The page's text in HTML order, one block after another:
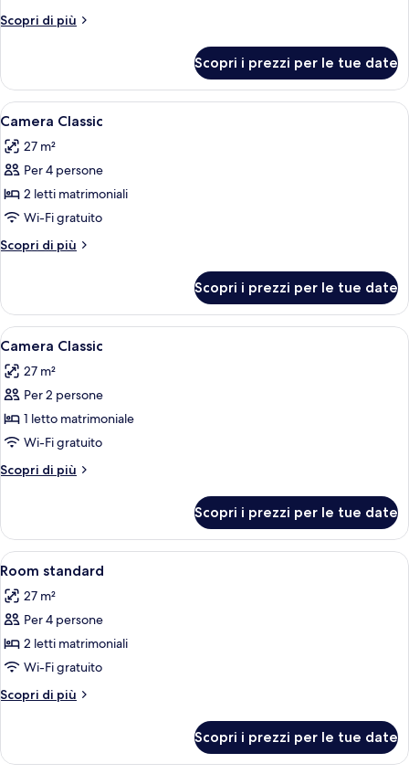
Classic
(Renovated)
Scopri di più
Altri
Classic
(Renovated)
Scopri i prezzi per le tue date
Apri
tutte
le
foto
per
Camera
Classic
Una cassaforte in camera, tende
5
Camera Classic
27 m²
Per 4 persone
2 letti matrimoniali
Wi-Fi gratuito
Scopri di più
Altri
Classic
Scopri i prezzi per le tue date
Apri
tutte
le
foto
per
Camera
Classic
Una cassaforte in camera, tende
5
Camera Classic
27 m²
Per 2 persone
1 letto matrimoniale
Wi-Fi gratuito
Scopri di più
Altri
Classic
Scopri i prezzi per le tue date
Apri
tutte
le
foto
per
Room
standard
Una camera d'albergo con due letti,
3
Room standard
27 m²
Per 4 persone
2 letti matrimoniali
Wi-Fi gratuito
Scopri di più
Altri
standard
Scopri i prezzi per le tue date